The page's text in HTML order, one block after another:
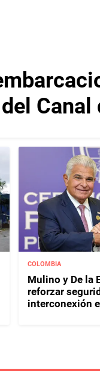
Canal
COLOMBIA
Mulino y De la
reforzar
interconexión